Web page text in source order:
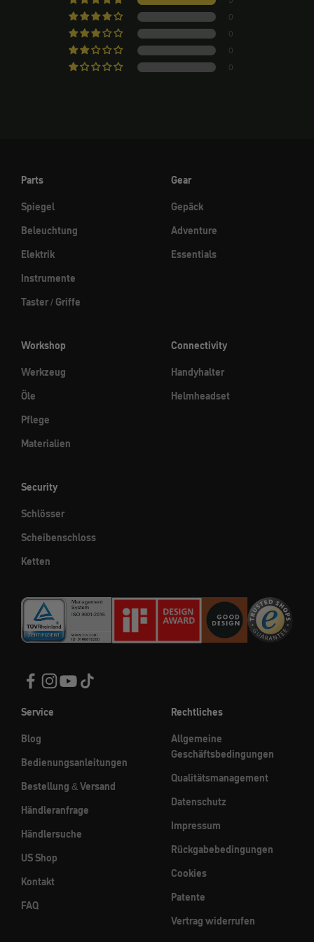
0
0
0
0
Parts
Spiegel
Beleuchtung
Elektrik
Instrumente
Taster / Griffe
Gear
Gepäck
Adventure
Essentials
Workshop
Werkzeug
Öle
Pflege
Materialien
Connectivity
Handyhalter
Helmheadset
Security
Schlösser
Scheibenschloss
Ketten
Service
Blog
Bedienungsanleitungen
Bestellung & Versand
Händleranfrage
Händlersuche
US Shop
Kontakt
FAQ
Rechtliches
Allgemeine
Geschäftsbedingungen
Qualitätsmanagement
Datenschutz
Impressum
Rückgabebedingungen
Cookies
Patente
Vertrag widerrufen